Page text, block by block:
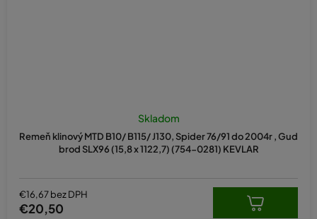
Remeň klinový MTD B10/ B115/ J130, Spider 76/91 do 2004r , Gud
brod SLX96 (15,8 x 1122,7) (754-0281) KEVLAR
Skladom
€16,67 bez DPH
€20,50